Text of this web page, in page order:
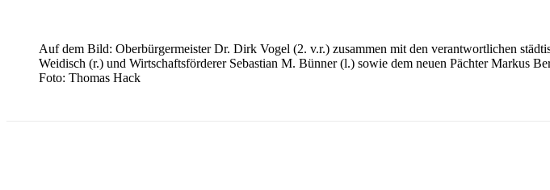
Auf dem Bild: Oberbürgermeister Dr. Dirk Vogel (2. v.r.) zusammen mit den verantwortlichen
Weidisch (r.) und Wirtschaftsförderer Sebastian M. Bünner (l.) sowie dem neuen Pächter Markus
Foto: Thomas Hack